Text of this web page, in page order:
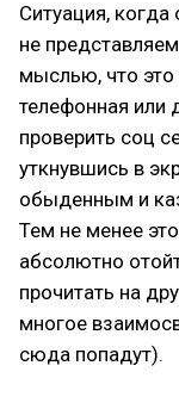
Ситуация, когда
не
мыслью, что это
телефонная или
проверить соц
уткнувшись в
обыденным и
Тем не менее
абсолютно
прочитать на
многое
сюда попадут).